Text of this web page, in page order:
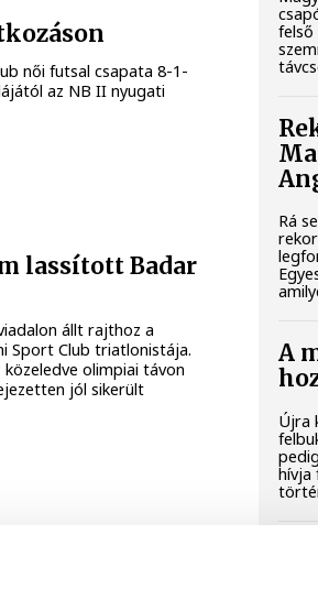
női futsal csapata 8-1-
az NB II nyugati
lassított Badar
állt rajthoz a
Sport Club triatlonistája.
olimpiai távon
jól sikerült
felső
Rá
A
Újra
hívja